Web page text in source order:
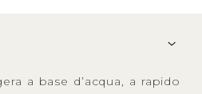
a base d’acqua, a rapido